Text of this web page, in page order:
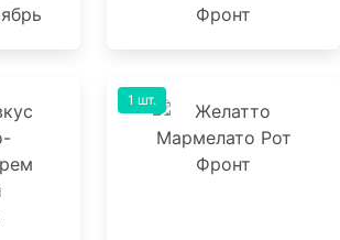
Фронт
1 шт.